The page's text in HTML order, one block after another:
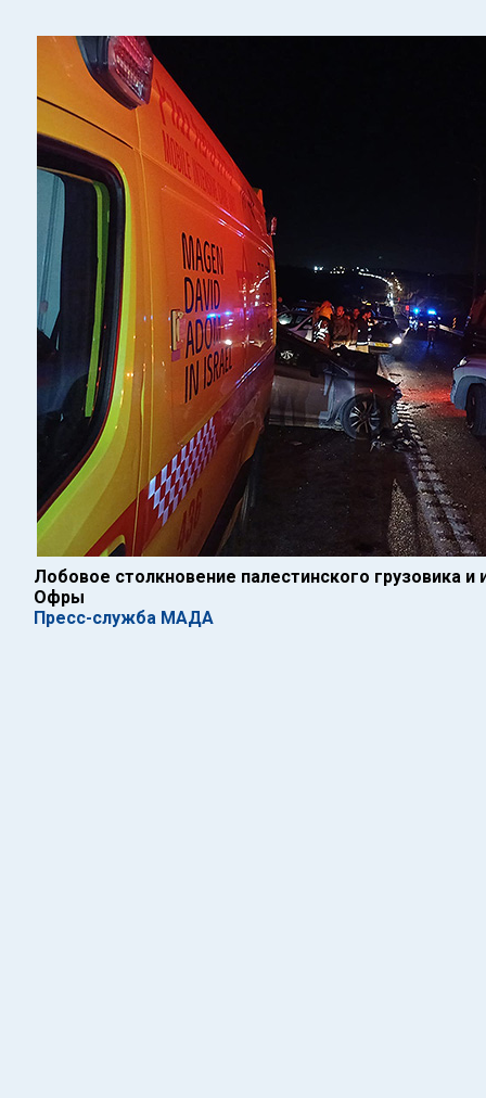
Лобовое столкновение палестинского грузовика
Офры
Пресс-служба МАДА